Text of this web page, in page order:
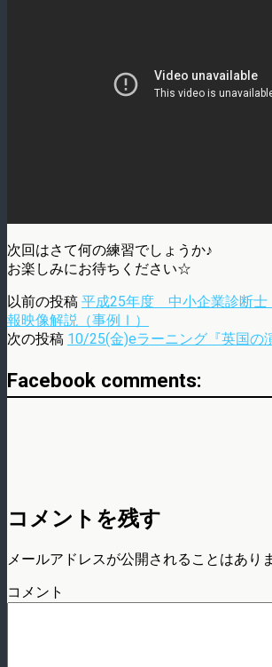
次回はさて何の練習でしょうか♪
お楽しみにお待ちください☆
以前の投稿 平成25年度 中小企業診断
報映像解説（事例Ⅰ）
次の投稿 10/25(金)eラーニング『英国の
Facebook comments:
コメントを残す
メールアドレスが公開されることはあり
コメント